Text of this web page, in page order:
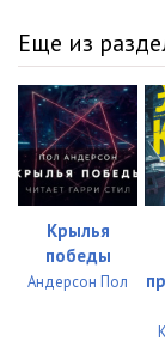
39_Глава_7-1
40_Глава_7-2
41_Глава_7-3
43_Глава_7-5
Еще из
Крылья
победы
Андерсон Пол